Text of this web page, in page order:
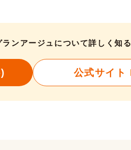
ンアージュについて詳しく知る
公式サイト